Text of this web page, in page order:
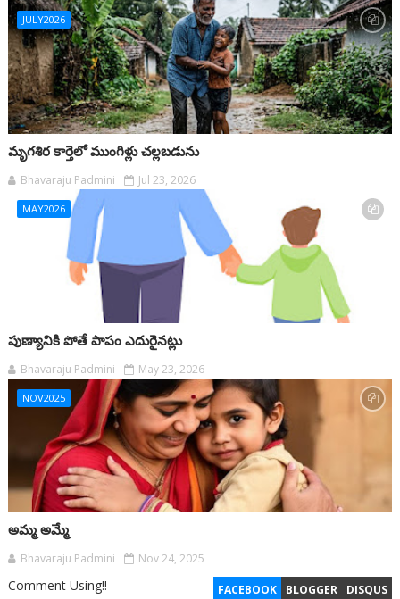
JULY2026
మృగశిర కార్తెలో ముంగిళ్లు చల్లబడును
Bhavaraju Padmini Jul 23, 2026
MAY2026
పుణ్యానికి పోతే పాపం ఎదురైనట్లు
Bhavaraju Padmini May 23, 2026
NOV2025
అమ్మ అమ్మే
Bhavaraju Padmini Nov 24, 2025
FACEBOOK BLOGGER DISQUS
Comment Using!!